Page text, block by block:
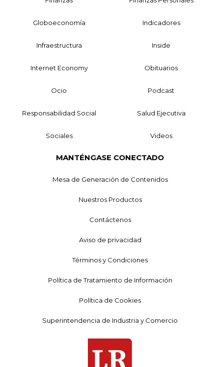
Globoeconomía Indicadores
Infraestructura Inside
Internet Economy Obituarios
Ocio Podcast
Responsabilidad Social Salud Ejecutiva
Sociales Videos
MANTÉNGASE CONECTADO
Mesa de Generación de Contenidos
Nuestros Productos
Contáctenos
Aviso de privacidad
Términos y Condiciones
Política de Tratamiento de Información
Política de Cookies
Superintendencia de Industria y Comercio